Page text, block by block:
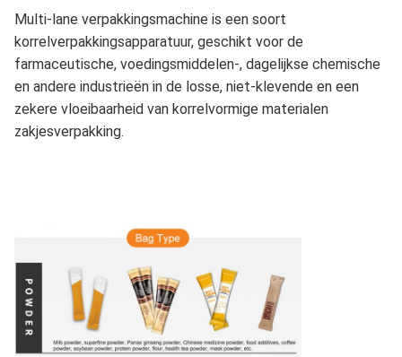
Multi-lane verpakkingsmachine is een soort
korrelverpakkingsapparatuur, geschikt voor de
farmaceutische, voedingsmiddelen-, dagelijkse chemische
en andere industrieën in de losse, niet-klevende en een
zekere vloeibaarheid van korrelvormige materialen
zakjesverpakking.